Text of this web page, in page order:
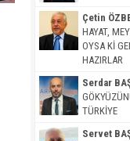
Çetin
HAYAT,
OYSA Kİ
HAZIRLAR
Serdar
TÜRKİYE
Servet